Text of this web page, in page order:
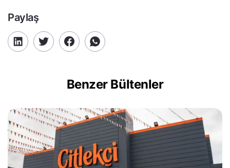
Paylaş
Benzer Bültenler